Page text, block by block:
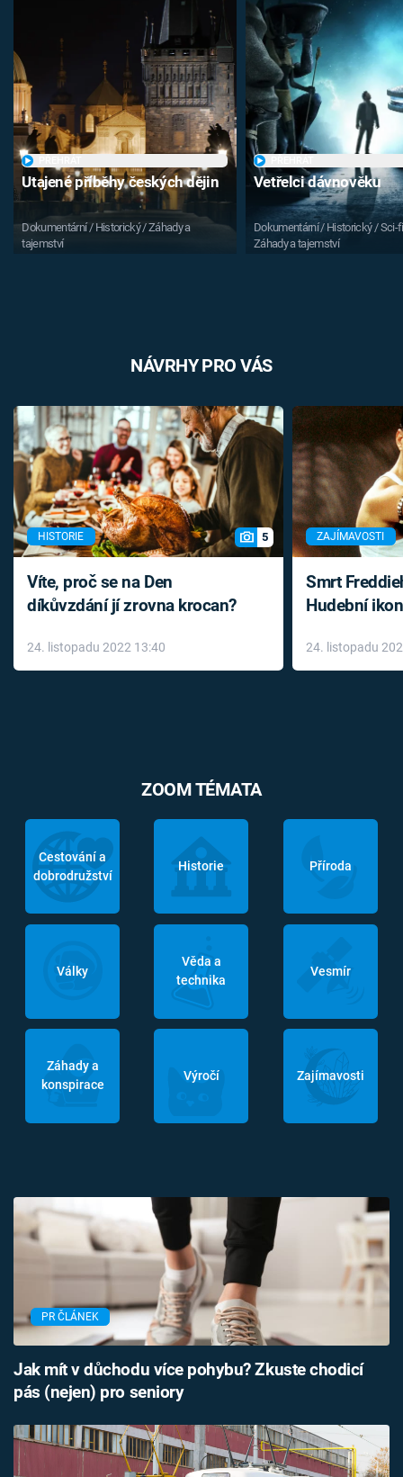
Utajené příběhy českých dějin
Dokumentární / Historický / Záhady a
tajemství
Vetřelci dávnověku
Dokumentární / Historický / Sci-
Záhady a tajemství
NÁVRHY PRO VÁS
HISTORIE 5
Víte, proč se na Den
díkůvzdání jí zrovna krocan?
24. listopadu 2022 13:40
ZAJÍMAVOSTI
Smrt
Hudební
léky
24. listopadu
ZOOM TÉMATA
Cestování a
dobrodružství
Historie Příroda
Války
Věda a
technika
Vesmír
Záhady a
konspirace
Výročí Zajímavosti
PR ČLÁNEK
Jak mít v důchodu více pohybu? Zkuste chodicí
pás (nejen) pro seniory